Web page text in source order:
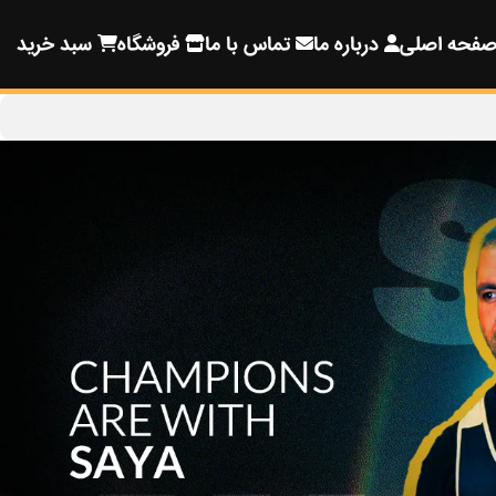
اصلی درباره ما تماس با ما فروشگاه سبد خرید